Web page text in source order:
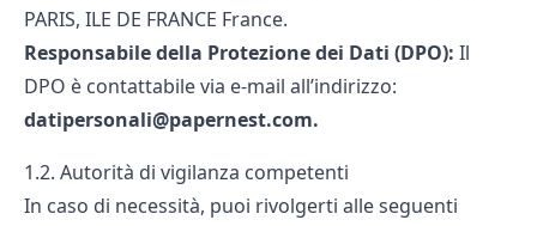
PARIS, ILE DE FRANCE France.
Responsabile della Protezione dei Dati (DPO): Il
DPO è contattabile via e-mail all’indirizzo:
datipersonali@papernest.com.
1.2. Autorità di vigilanza competenti
In caso di necessità, puoi rivolgerti alle seguenti